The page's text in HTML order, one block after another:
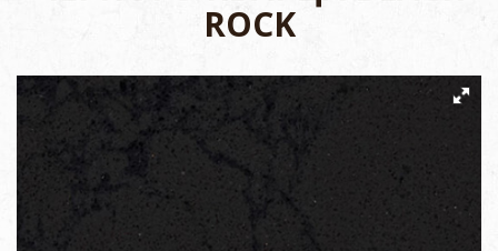
ROCK